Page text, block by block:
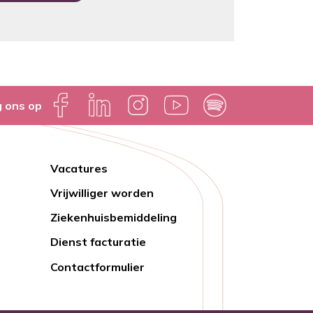
ons op
Lien
rapide
Vacatures
Vrijwilliger worden
Ziekenhuisbemiddeling
Dienst facturatie
Contactformulier